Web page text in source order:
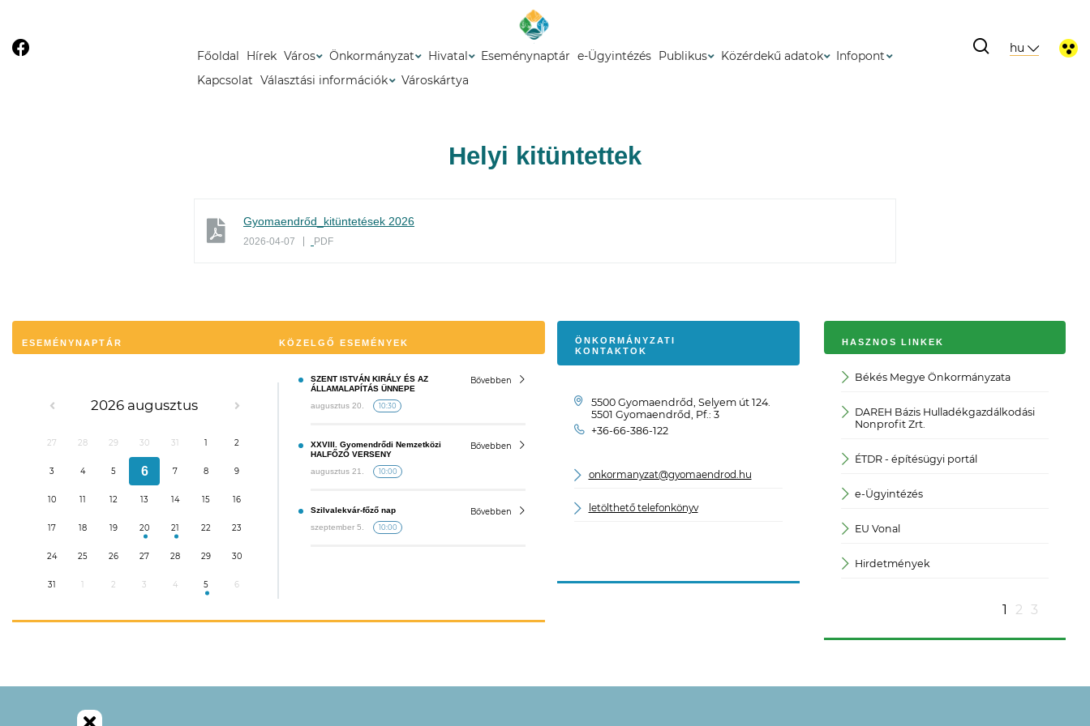
Főoldal Hírek Város Önkormányzat Hivatal Eseménynaptár e-Ügyintézés Publikus Közérdekű adatok
Infopont
Kapcsolat Választási információk Városkártya
hu
Helyi kitüntettek
Gyomaendrőd_kitüntetések 2026
2026-04-07 PDF
ESEMÉNYNAPTÁR KÖZELGŐ ESEMÉNYEK
2026 augusztus
27 28 29 30 31 1 2
3 4 5 6 7 8 9
10 11 12 13 14 15 16
17 18 19 20 21 22 23
24 25 26 27 28 29 30
31 1 2 3 4 5 6
SZENT ISTVÁN KIRÁLY ÉS AZ
ÁLLAMALAPÍTÁS ÜNNEPE
Bővebben
augusztus 20. 10:30
XXVIII. Gyomendrődi Nemzetközi
HALFŐZŐ VERSENY
Bővebben
augusztus 21. 10:00
Szilvalekvár-főző nap
Bővebben
szeptember 5.
10:00
ÖNKORMÁNYZATI
KONTAKTOK
5500 Gyomaendrőd, Selyem út 124.
5501 Gyomaendrőd, Pf.: 3
+36-66-386-122
onkormanyzat@gyomaendrod.hu
letölthető telefonkönyv
HASZNOS LINKEK
Békés Megye Önkormányzata
DAREH Bázis Hulladékgazdálkodási
Nonprofit Zrt.
ÉTDR - építésügyi portál
e-Ügyintézés
EU Vonal
Hirdetmények
1 2 3